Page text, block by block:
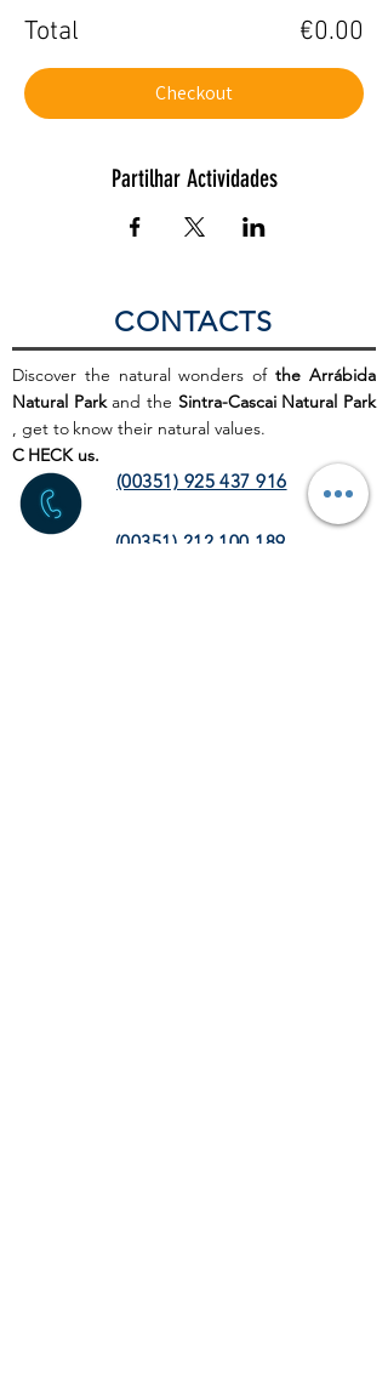
Total €0.00
Checkout
Partilhar Actividades
CONTACTS
Discover the natural wonders ofthe Arrábida
Natural Parkand the Sintra-Cascai Natural Park
, get to know their natural values.
C HECK us.
(00351) 925 437 916
(00351) 212 100 189